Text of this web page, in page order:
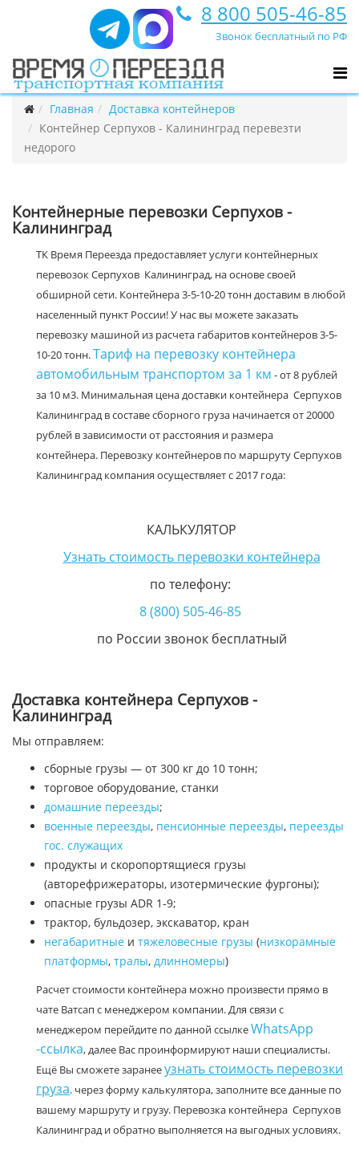
8 800 505-46-85
Звонок бесплатный по РФ
Главная
Доставка контейнеров
Контейнер Серпухов - Калининград перевезти
недорого
Контейнерные перевозки Серпухов -
Калининград
ТК Время Переезда предоставляет услуги контейнерных
перевозок Серпухов Калининград, на основе своей
обширной сети. Контейнера 3-5-10-20 тонн доставим в любой
населенный пункт России! У нас вы можете заказать
перевозку машиной из расчета габаритов контейнеров 3-5-
10-20 тонн.Тариф на перевозку контейнера
автомобильным транспортом за 1 км - от 8 рублей
за 10 м3. Минимальная цена доставки контейнера Серпухов
Калининград в составе сборного груза начинается от 20000
рублей в зависимости от расстояния и размера
контейнера. Перевозку контейнеров по маршруту Серпухов
Калининград компания осуществляет с 2017 года:
КАЛЬКУЛЯТОР
Узнать стоимость перевозки контейнера
по телефону:
8 (800) 505-46-85
по России звонок бесплатный
Доставка контейнера Серпухов -
Калининград
Мы отправляем:
сборные грузы — от 300 кг до 10 тонн;
торговое оборудование, станки
домашние переезды;
военные переезды, пенсионные переезды, переезды
гос. служащих
продукты и скоропортящиеся грузы
(авторефрижераторы, изотермические фургоны);
опасные грузы ADR 1-9;
трактор, бульдозер, экскаватор, кран
негабаритные и тяжеловесные грузы (низкорамные
платформы, тралы, длинномеры)
Расчет стоимости контейнера можно произвести прямо в
чате Ватсап с менеджером компании. Для связи с
менеджером перейдите по данной ссылкеWhatsApp
-ссылка, далее Вас проинформируют наши специалисты.
Ещё Вы сможете заранееузнать стоимость перевозки
груза. через форму калькулятора, заполните все данные по
вашему маршруту и грузу. Перевозка контейнера Серпухов
Калининград и обратно выполняется на выгодных условиях.